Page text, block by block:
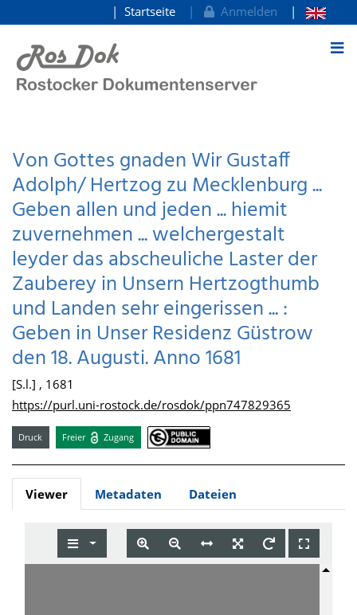
zum Inhalt
Startseite Anmelden
Von Gottes gnaden Wir Gustaff
Adolph/ Hertzog zu Mecklenburg ...
Geben allen und jeden ... hiemit
zuvernehmen ... welchergestalt
leyder das abscheuliche Laster der
Zauberey in Unsern Hertzogthumb
und Landen sehr eingerissen ... :
Geben in Unser Residenz Güstrow
den 18. Augusti. Anno 1681
[S.l.] , 1681
https://purl.uni-rostock.de/rosdok/ppn747829365
Druck Freier Zugang
Viewer Metadaten Dateien